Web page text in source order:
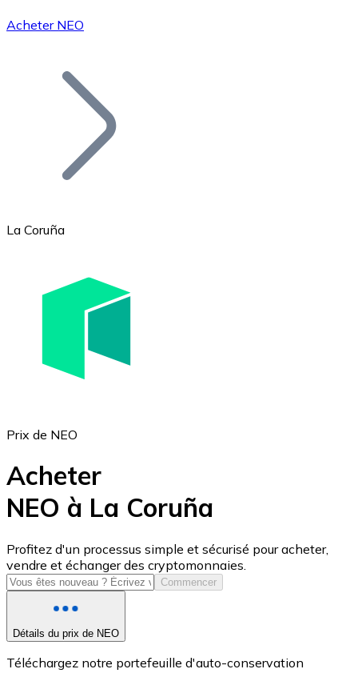
Bitcoin
Ethereum
USD Coin
USDC
Acheter NEO
La Coruña
Prix de NEO
Acheter
NEO à La Coruña
Profitez d'un processus simple et sécurisé pour acheter,
vendre et échanger des cryptomonnaies.
Commencer
Détails du prix de NEO
Téléchargez notre portefeuille d'auto-conservation